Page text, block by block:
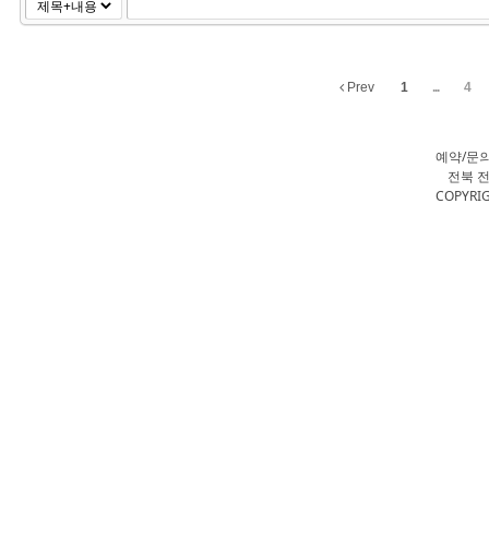
Prev 1 ... 4
예약/문
전북